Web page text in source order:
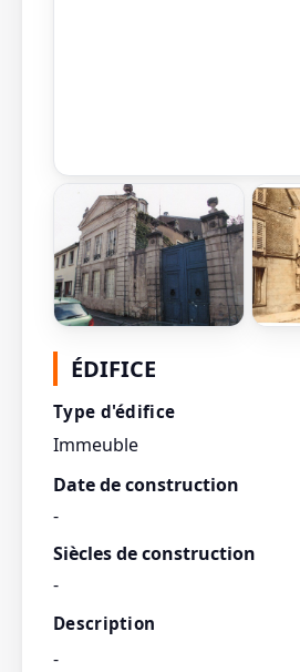
ÉDIFICE
Type d'édifice
Immeuble
Date de construction
-
Siècles de construction
-
Description
-